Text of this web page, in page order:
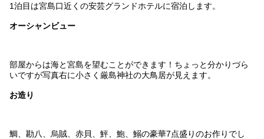
1泊目は宮島口近くの安芸グランドホテルに宿泊します。
オーシャンビュー
部屋からは海と宮島を望むことができます！ちょっと分かりづら
いですが写真右に小さく厳島神社の大鳥居が見えます。
お造り
鯛、勘八、烏賊、赤貝、鮃、鮑、鰯の豪華7点盛りのお作りでし